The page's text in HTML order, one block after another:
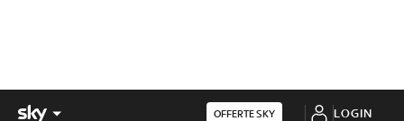
OFFERTE SKY LOGIN